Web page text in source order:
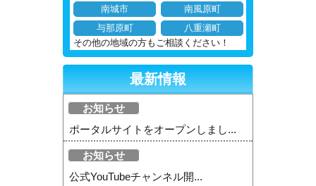
南城市
南風原町
与那原町
八重瀬町
その他の地域の方もご相談ください！
最新情報
お知らせ
ポータルサイトをオープンしまし...
お知らせ
公式YouTubeチャンネル開...